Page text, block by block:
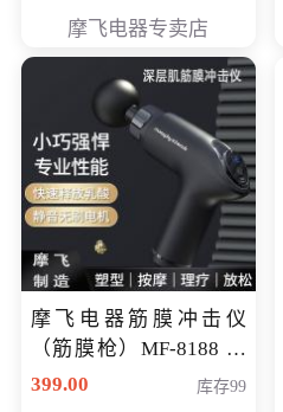
摩飞电器专卖店
摩飞电器筋膜冲击仪
（筋膜枪）MF-8188 会
员专享价268元
399.00 库存99